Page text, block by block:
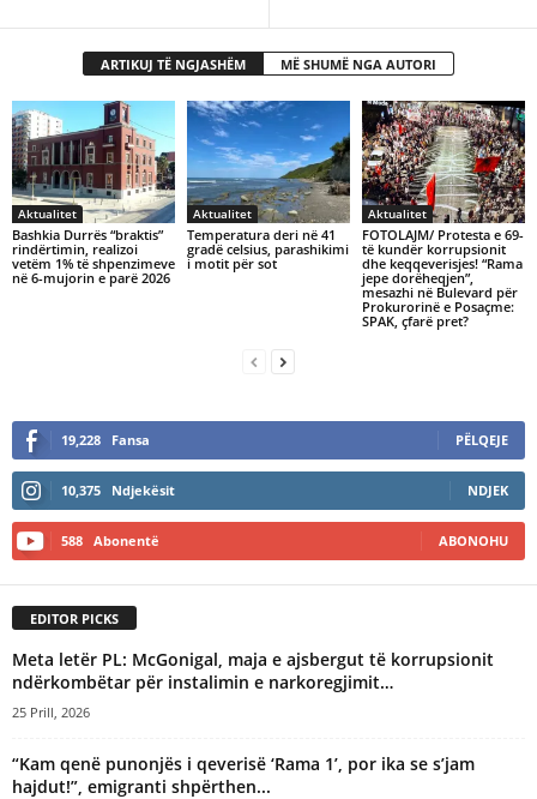
ARTIKUJ TË NGJASHËM MË SHUMË NGA AUTORI
Aktualitet
Bashkia Durrës “braktis”
rindërtimin, realizoi
vetëm 1% të shpenzimeve
në 6-mujorin e parë 2026
Aktualitet
Temperatura deri në 41
gradë celsius, parashikimi
i motit për sot
Aktualitet
FOTOLAJM/ Protesta e 69-
të kundër korrupsionit
dhe keqqeverisjes! “Rama
jepe dorëheqjen”,
mesazhi në Bulevard për
Prokurorinë e Posaçme:
SPAK, çfarë pret?
19,228 Fansa PËLQEJE
10,375 Ndjekësit NDJEK
588 Abonentë ABONOHU
EDITOR PICKS
Meta letër PL: McGonigal, maja e ajsbergut të korrupsionit
ndërkombëtar për instalimin e narkoregjimit…
25 Prill, 2026
“Kam qenë punonjës i qeverisë ‘Rama 1’, por ika se s’jam
hajdut!”, emigranti shpërthen...